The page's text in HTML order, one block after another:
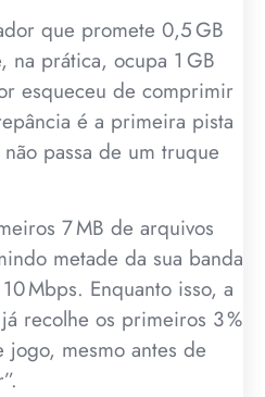
que promete 0,5 GB
na prática, ocupa 1 GB
esqueceu de comprimir
é a primeira pista
passa de um truque
7 MB de arquivos
metade da sua banda
Mbps. Enquanto isso, a
recolhe os primeiros 3 %
jogo, mesmo antes de